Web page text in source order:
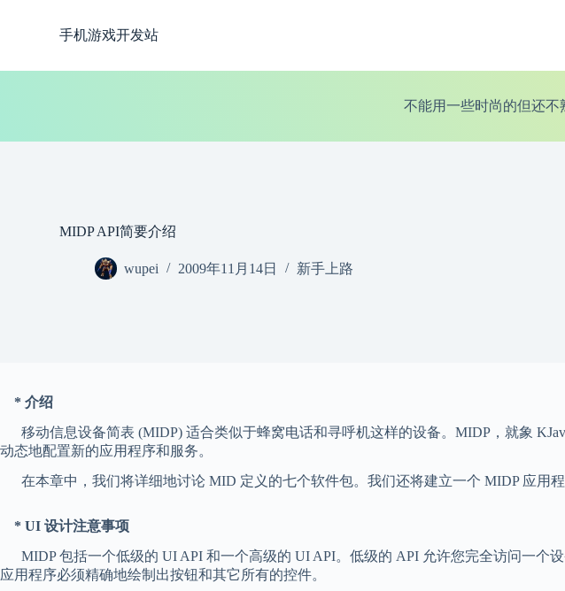
容
手机游戏开发站
不能用一些时尚的但还不
MIDP API简要介绍
wupei 2009年11月14日 新手上路
* 介绍
移动信息设备简表 (MIDP) 适合类似于蜂窝电话和寻呼机这样的设备。MIDP，就象
动态地配置新的应用程序和服务。
在本章中，我们将详细地讨论 MID 定义的七个软件包。我们还将建立一个 MIDP 应用程
* UI 设计注意事项
MIDP 包括一个低级的 UI API 和一个高级的 UI API。低级的 API 允许您完全访问一个
应用程序必须精确地绘制出按钮和其它所有的控件。